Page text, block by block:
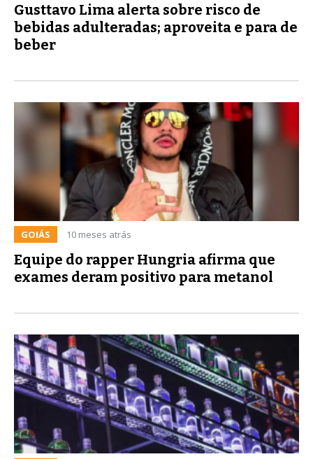
Gusttavo Lima alerta sobre risco de
bebidas adulteradas; aproveita e para de
beber
GOIÁS 10 meses atrás
Equipe do rapper Hungria afirma que
exames deram positivo para metanol